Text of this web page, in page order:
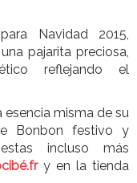
Navidad 2015,
pajarita preciosa,
reflejando el
misma de su
Bonbon festivo y
incluso más
y en la tienda